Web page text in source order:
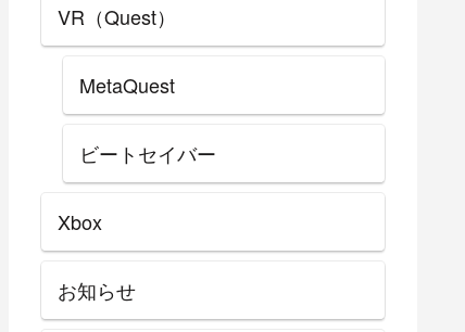
VR（Quest）
MetaQuest
ビートセイバー
Xbox
お知らせ